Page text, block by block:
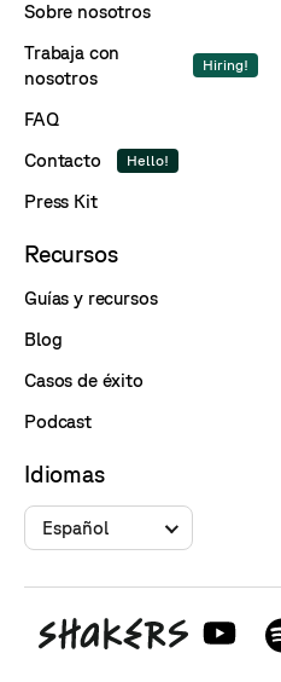
Sobre nosotros
Trabaja con
nosotros
Hiring!
FAQ
Contacto
Hello!
Press Kit
Recursos
Guías y recursos
Blog
Casos de éxito
Podcast
Idiomas
Español